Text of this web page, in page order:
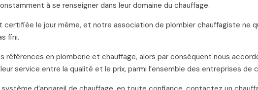
à se renseigner dans leur domaine du chauffage.
certifiée le jour même, et notre association de plombier chauffagiste
fini.
références en plomberie et chauffage, alors par conséquent nous
service entre la qualité et le prix, parmi l’ensemble des entreprises de